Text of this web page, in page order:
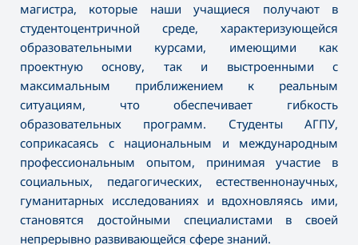
магистра, которые наши учащиеся получают в
студентоцентричной среде, характеризующейся
образовательными курсами, имеющими как
проектную основу, так и выстроенными с
максимальным приближением к реальным
ситуациям, что обеспечивает гибкость
образовательных программ. Студенты АГПУ,
соприкасаясь с национальным и международным
профессиональным опытом, принимая участие в
социальных, педагогических, естественнонаучных,
гуманитарных исследованиях и вдохновляясь ими,
становятся достойными специалистами в своей
непрерывно развивающейся сфере знаний.